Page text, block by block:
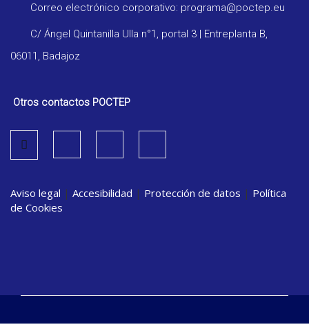
Correo electrónico corporativo: programa@poctep.eu
C/ Ángel Quintanilla Ulla n°1, portal 3 | Entreplanta B,
06011, Badajoz
Otros contactos POCTEP
Aviso legal | Accesibilidad | Protección de datos | Política
de Cookies